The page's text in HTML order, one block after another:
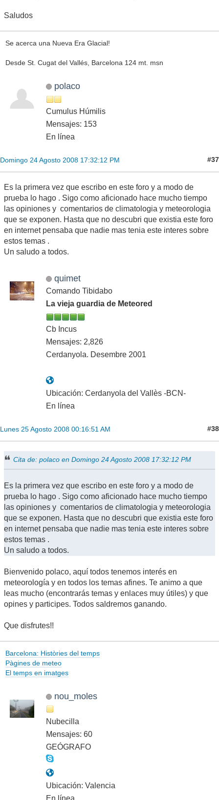
Saludos
Se acerca una Nueva Era Glacial!
Desde St. Cugat del Vallés, Barcelona 124 mt. msn
polaco
Cumulus Húmilis
Mensajes: 153
En línea
Domingo 24 Agosto 2008 17:32:12 PM #37
Es la primera vez que escribo en este foro y a modo de
prueba lo hago . Sigo como aficionado hace mucho tiempo
las opiniones y comentarios de climatologia y meteorologia
que se exponen. Hasta que no descubri que existia este foro
en internet pensaba que nadie mas tenia este interes sobre
estos temas .
Un saludo a todos.
quimet
Comando Tibidabo
La vieja guardia de Meteored
Cb Incus
Mensajes: 2,826
Cerdanyola. Desembre 2001
Ubicación: Cerdanyola del Vallès -BCN-
En línea
Lunes 25 Agosto 2008 00:16:51 AM #38
Cita de: polaco en Domingo 24 Agosto 2008 17:32:12 PM
Es la primera vez que escribo en este foro y a modo de
prueba lo hago . Sigo como aficionado hace mucho tiempo
las opiniones y comentarios de climatologia y meteorologia
que se exponen. Hasta que no descubri que existia este foro
en internet pensaba que nadie mas tenia este interes sobre
estos temas .
Un saludo a todos.
Bienvenido polaco, aquí todos tenemos interés en
meteorología y en todos los temas afines. Te animo a que
leas mucho (encontrarás temas y enlaces muy útiles) y que
opines y participes. Todos saldremos ganando.
Que disfrutes!!
Barcelona: Històries del temps
Pàgines de meteo
El temps en imatges
nou_moles
Nubecilla
Mensajes: 60
GEÓGRAFO
Ubicación: Valencia
En línea